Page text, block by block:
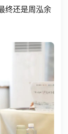
终还是周泓余